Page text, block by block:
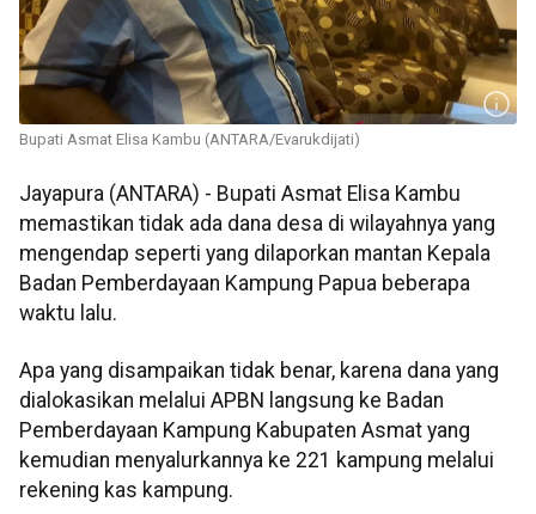
Bupati Asmat Elisa Kambu (ANTARA/Evarukdijati)
Jayapura (ANTARA) - Bupati Asmat Elisa Kambu
memastikan tidak ada dana desa di wilayahnya yang
mengendap seperti yang dilaporkan mantan Kepala
Badan Pemberdayaan Kampung Papua beberapa
waktu lalu.
Apa yang disampaikan tidak benar, karena dana yang
dialokasikan melalui APBN langsung ke Badan
Pemberdayaan Kampung Kabupaten Asmat yang
kemudian menyalurkannya ke 221 kampung melalui
rekening kas kampung.